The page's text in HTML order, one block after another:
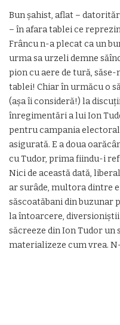
Bun șahist, aflat –
– în afara tablei ce
Frâncu n-a plecat ca un
urma sa urzeli demne
pion cu aere de tură,
tablei! Chiar în urmăcu o
(așa îi consideră!) la
înregimentări a lui Ion
pentru campania
asigurată. E a doua
cu Tudor, prima fiindu-i
Nici de această dată,
ar surâde, multora dintre
săscoatăbani din buzunar
la întoarcere, diversioniștii
săcreeze din Ion Tudor un
materializeze cum vrea.